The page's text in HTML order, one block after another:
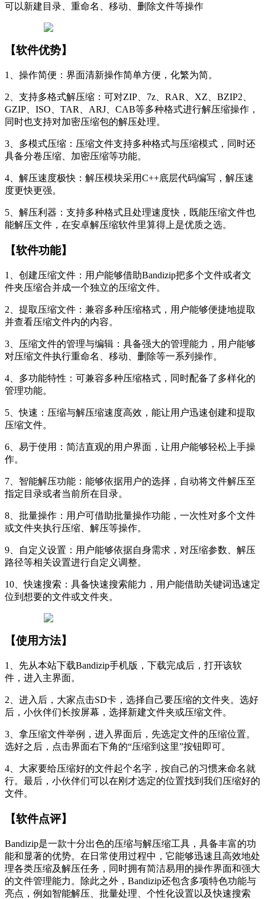
可以新建目录、重命名、移动、删除文件等操作
【软件优势】
1、操作简便：界面清新操作简单方便，化繁为简。
2、支持多格式解压缩：可对ZIP、7z、RAR、XZ、BZIP2、
GZIP、ISO、TAR、ARJ、CAB等多种格式进行解压缩操作，
同时也支持对加密压缩包的解压处理。
3、多模式压缩：压缩文件支持多种格式与压缩模式，同时还
具备分卷压缩、加密压缩等功能。
4、解压速度极快：解压模块采用C++底层代码编写，解压速
度更快更强。
5、解压利器：支持多种格式且处理速度快，既能压缩文件也
能解压文件，在安卓解压缩软件里算得上是优质之选。
【软件功能】
1、创建压缩文件：用户能够借助Bandizip把多个文件或者文
件夹压缩合并成一个独立的压缩文件。
2、提取压缩文件：兼容多种压缩格式，用户能够便捷地提取
并查看压缩文件内的内容。
3、压缩文件的管理与编辑：具备强大的管理能力，用户能够
对压缩文件执行重命名、移动、删除等一系列操作。
4、多功能特性：可兼容多种压缩格式，同时配备了多样化的
管理功能。
5、快速：压缩与解压缩速度高效，能让用户迅速创建和提取
压缩文件。
6、易于使用：简洁直观的用户界面，让用户能够轻松上手操
作。
7、智能解压功能：能够依据用户的选择，自动将文件解压至
指定目录或者当前所在目录。
8、批量操作：用户可借助批量操作功能，一次性对多个文件
或文件夹执行压缩、解压等操作。
9、自定义设置：用户能够依据自身需求，对压缩参数、解压
路径等相关设置进行自定义调整。
10、快速搜索：具备快速搜索能力，用户能借助关键词迅速定
位到想要的文件或文件夹。
【使用方法】
1、先从本站下载Bandizip手机版，下载完成后，打开该软
件，进入主界面。
2、进入后，大家点击SD卡，选择自己要压缩的文件夹。选好
后，小伙伴们长按屏幕，选择新建文件夹或压缩文件。
3、拿压缩文件举例，进入界面后，先选定文件的压缩位置。
选好之后，点击界面右下角的“压缩到这里”按钮即可。
4、大家要给压缩好的文件起个名字，按自己的习惯来命名就
行。最后，小伙伴们可以在刚才选定的位置找到我们压缩好的
文件。
【软件点评】
Bandizip是一款十分出色的压缩与解压缩工具，具备丰富的功
能和显著的优势。在日常使用过程中，它能够迅速且高效地处
理各类压缩及解压任务，同时拥有简洁易用的操作界面和强大
的文件管理能力。除此之外，Bandizip还包含多项特色功能与
亮点，例如智能解压、批量处理、个性化设置以及快速搜索